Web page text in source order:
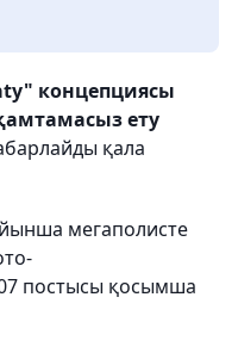
концепциясы
ету
қала
мегаполисте
постысы қосымша